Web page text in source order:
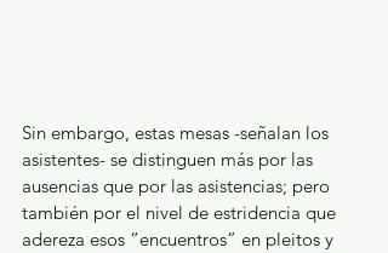
Sin embargo, estas mesas -señalan los
asistentes- se distinguen más por las
ausencias que por las asistencias; pero
también por el nivel de estridencia que
adereza esos “encuentros” en pleitos y